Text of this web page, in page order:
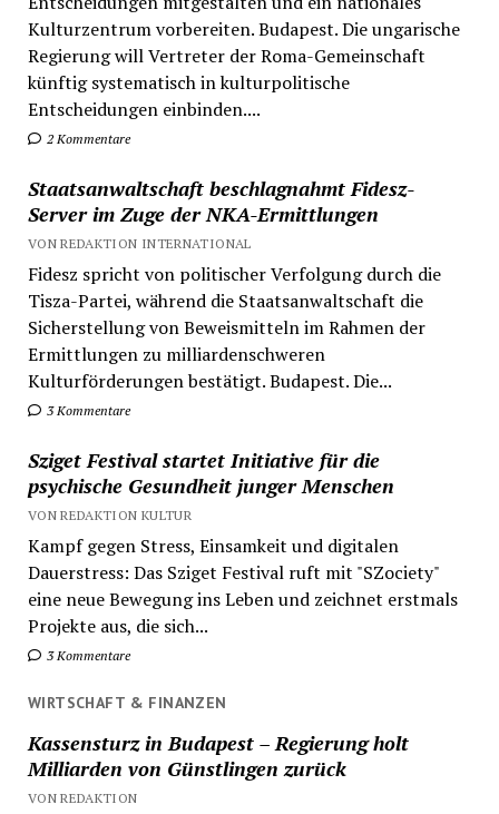
Kulturzentrum vorbereiten. Budapest. Die ungarische
Regierung will Vertreter der Roma-Gemeinschaft
künftig systematisch in kulturpolitische
Entscheidungen einbinden....
2 Kommentare
Staatsanwaltschaft beschlagnahmt Fidesz-
Server im Zuge der NKA-Ermittlungen
VON REDAKTION INTERNATIONAL
Fidesz spricht von politischer Verfolgung durch die
Tisza-Partei, während die Staatsanwaltschaft die
Sicherstellung von Beweismitteln im Rahmen der
Ermittlungen zu milliardenschweren
Kulturförderungen bestätigt. Budapest. Die...
3 Kommentare
Sziget Festival startet Initiative für die
psychische Gesundheit junger Menschen
VON REDAKTION KULTUR
Kampf gegen Stress, Einsamkeit und digitalen
Dauerstress: Das Sziget Festival ruft mit "SZociety"
eine neue Bewegung ins Leben und zeichnet erstmals
Projekte aus, die sich...
3 Kommentare
WIRTSCHAFT & FINANZEN
Kassensturz in Budapest – Regierung holt
Milliarden von Günstlingen zurück
VON REDAKTION